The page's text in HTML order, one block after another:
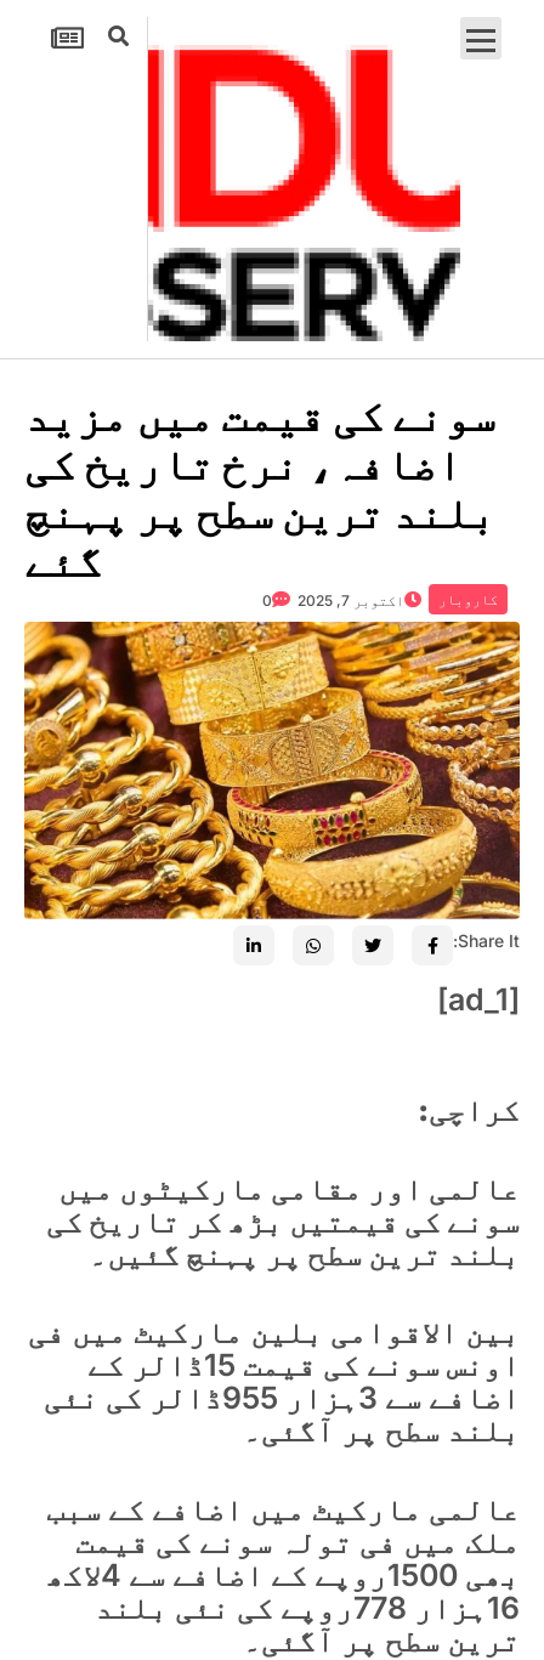
سونے کی قیمت میں مزید
اضافہ، نرخ تاریخ کی
بلند ترین سطح پر پہنچ
گئے
کاروبار اکتوبر 7, 2025 0
Share It:
[ad_1]
کراچی:
عالمی اور مقامی مارکیٹوں میں
سونے کی قیمتیں بڑھ کر تاریخ کی
بلند ترین سطح پر پہنچ گئیں۔
بین الاقوامی بلین مارکیٹ میں فی
اونس سونے کی قیمت 15ڈالر کے
اضافے سے 3ہزار 955ڈالر کی نئی
بلند سطح پر آگئی۔
عالمی مارکیٹ میں اضافے کے سبب
ملک میں فی تولہ سونے کی قیمت
بھی 1500روپے کے اضافے سے 4لاکھ
16ہزار 778روپے کی نئی بلند
ترین سطح پر آگئی۔